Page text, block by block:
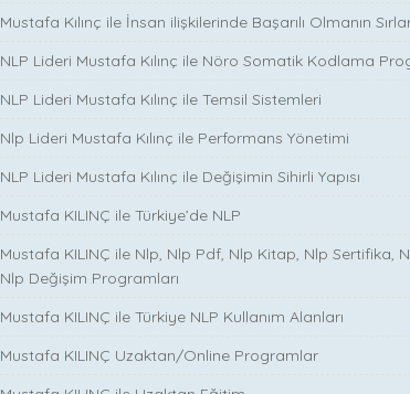
Mustafa Kılınç ile İnsan ilişkilerinde Başarılı Olmanın
NLP Lideri Mustafa Kılınç ile Nöro Somatik Kodlama
NLP Lideri Mustafa Kılınç ile Temsil Sistemleri
Nlp Lideri Mustafa Kılınç ile Performans Yönetimi
NLP Lideri Mustafa Kılınç ile Değişimin Sihirli Yapısı
Mustafa KILINÇ ile Türkiye’de NLP
Mustafa KILINÇ ile Nlp, Nlp Pdf, Nlp Kitap, Nlp Sertifika,
Nlp Değişim Programları
Mustafa KILINÇ ile Türkiye NLP Kullanım Alanları
Mustafa KILINÇ Uzaktan/Online Programlar